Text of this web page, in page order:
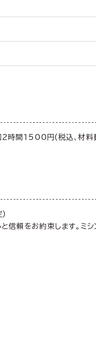
1500円(税込、材料費
)
信頼をお約束します。ミ